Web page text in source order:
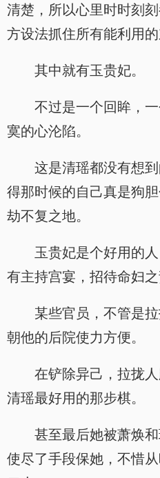
清楚，所以心里时时刻
方设法抓住所有能利用的
其中就有玉贵妃。
不过是一个回眸，
寞的心沦陷。
这是清瑶都没有想
得那时候的自己真是狗
劫不复之地。
玉贵妃是个好用的
有主持宫宴，招待命妇之
某些官员，不管是
朝他的后院使力方便。
在铲除异己，拉拢
清瑶最好用的那步棋。
甚至最后她被萧焕
使尽了手段保她，不惜